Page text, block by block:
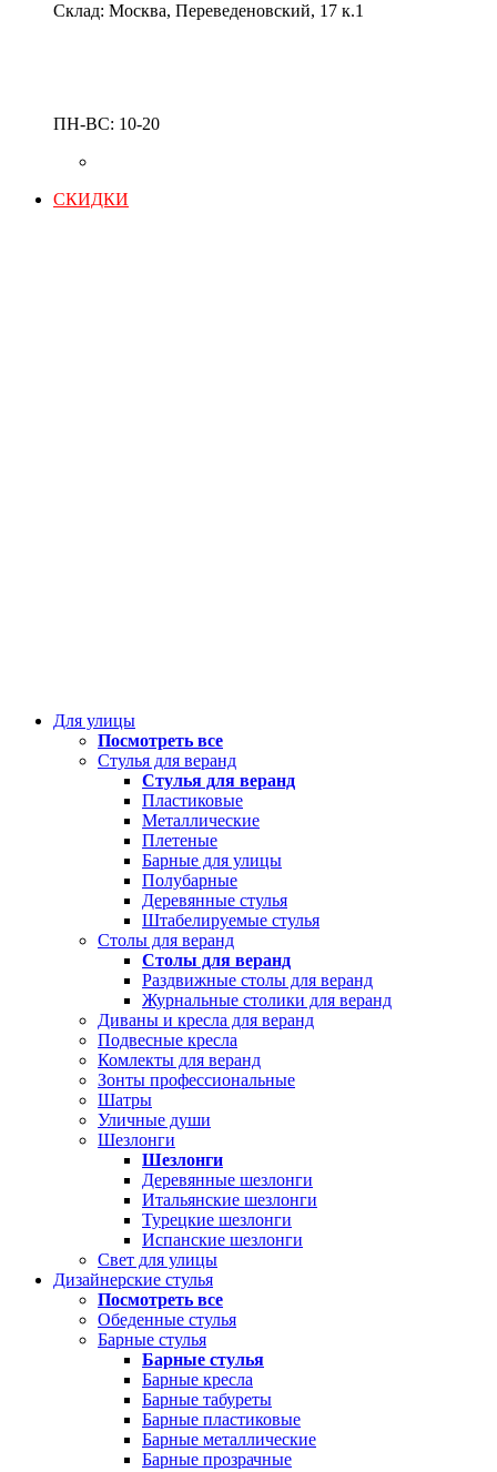
Склад: Москва, Переведеновский, 17 к.1
ПН-ВС: 10-20
СКИДКИ
Для улицы
Посмотреть все
Стулья для веранд
Стулья для веранд
Пластиковые
Металлические
Плетеные
Барные для улицы
Полубарные
Деревянные стулья
Штабелируемые стулья
Столы для веранд
Столы для веранд
Раздвижные столы для веранд
Журнальные столики для веранд
Диваны и кресла для веранд
Подвесные кресла
Комлекты для веранд
Зонты профессиональные
Шатры
Уличные души
Шезлонги
Шезлонги
Деревянные шезлонги
Итальянские шезлонги
Турецкие шезлонги
Испанские шезлонги
Свет для улицы
Дизайнерские стулья
Посмотреть все
Обеденные стулья
Барные стулья
Барные стулья
Барные кресла
Барные табуреты
Барные пластиковые
Барные металлические
Барные прозрачные